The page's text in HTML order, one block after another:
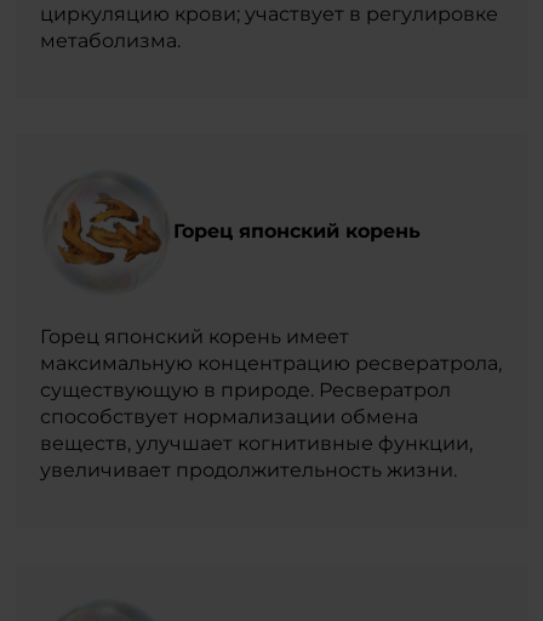
циркуляцию крови; участвует в регулировке
метаболизма.
Горец японский корень
Горец японский корень имеет
максимальную концентрацию ресвератрола,
существующую в природе. Ресвератрол
способствует нормализации обмена
веществ, улучшает когнитивные функции,
увеличивает продолжительность жизни.